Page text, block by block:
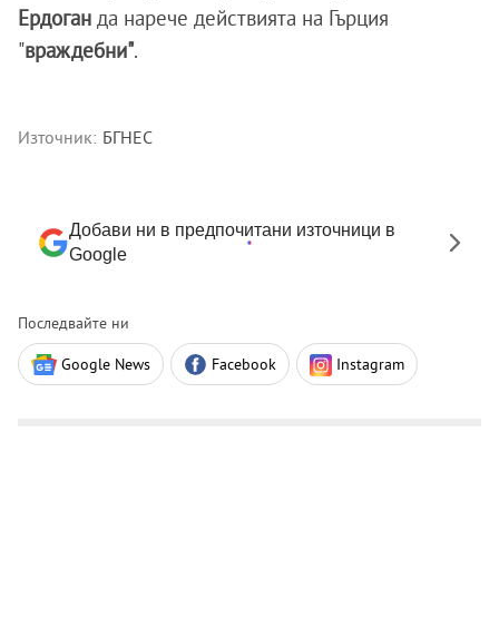
Ердоган да нарече действията на Гърция
"враждебни".
Източник: БГНЕС
Добави ни в предпочитани източници в
Google
Последвайте ни
Google News Facebook Instagram